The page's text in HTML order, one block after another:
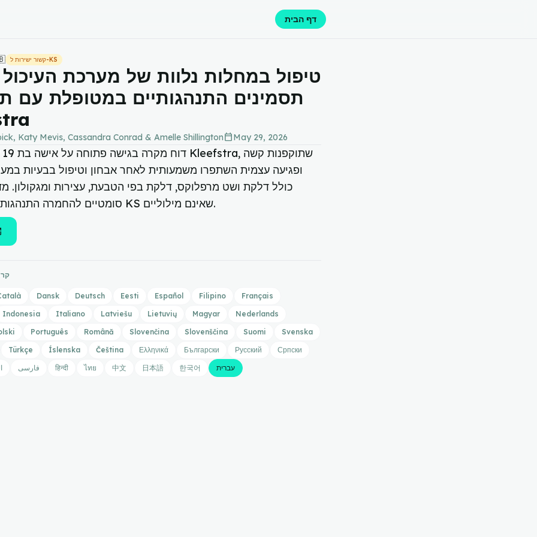
דף הבית
קשור ישירות ל-KS
טיפול במחלות נלוות של מערכת
תסמינים התנהגותיים במטופלת עם
Katy Mevis, Cassandra Conrad & Amelle Shillingtoncalendar_todayMay 29, 2026
ופגיעה עצמית השתפרו משמעותית לאחר אבחון וטיפול בבעיות
כולל דלקת ושט מרפלוקס, דלקת בפי הטבעת, עצירות ומגקולון.
סומטיים להחמרה התנהגותית במטופלי KS שאינם מילוליים.
Dansk Deutsch Eesti Español Filipino
Français
Indonesia Italiano Latviešu Lietuvių Magyar
Nederlands
Português Română Slovenčina Slovenščina Suomi
Svenska
Türkçe Íslenska Čeština Ελληνικά Български Русский
Српски
فارسی हिन्दी ไทย 中文 日本語 한국어 עברית